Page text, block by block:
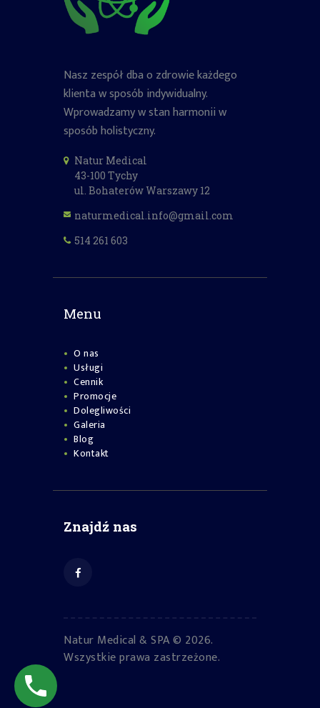
Nasz zespół dba o zdrowie każdego
klienta w sposób indywidualny.
Wprowadzamy w stan harmonii w
sposób holistyczny.
Natur Medical
43-100 Tychy
ul. Bohaterów Warszawy 12
naturmedical.info@gmail.com
514 261 603
Menu
O nas
Usługi
Cennik
Promocje
Dolegliwości
Galeria
Blog
Kontakt
Znajdź nas
Natur Medical & SPA © 2026.
Wszystkie prawa zastrzeżone.